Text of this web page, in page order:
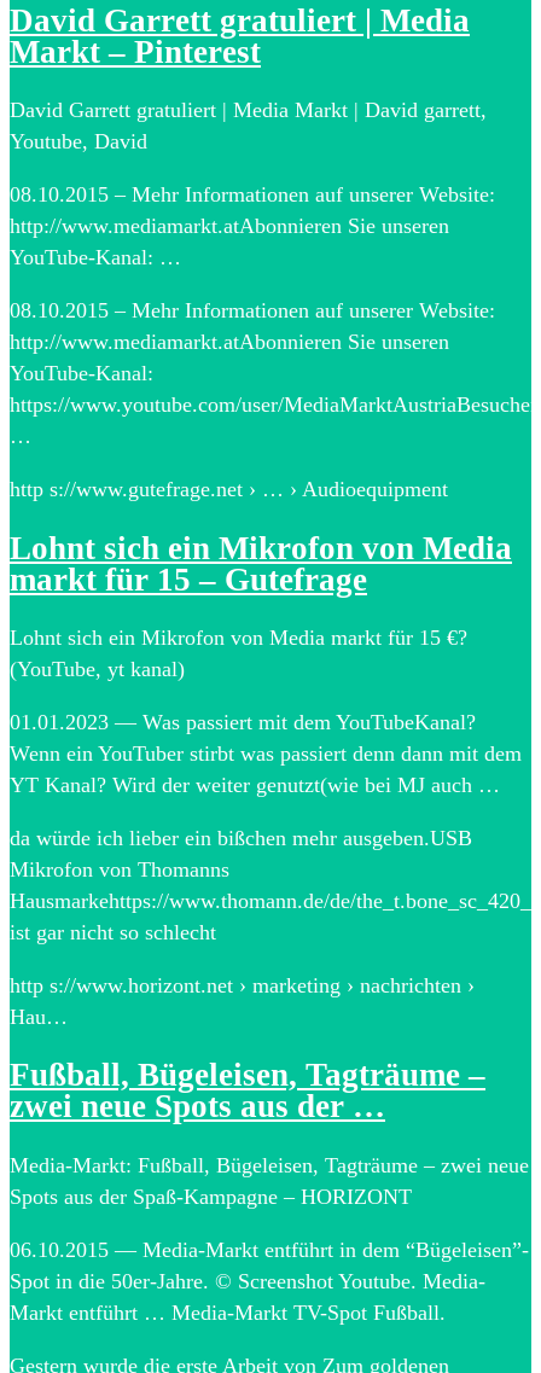
David Garrett gratuliert | Media
Markt – Pinterest
David Garrett gratuliert | Media Markt | David garrett,
Youtube, David
08.10.2015 – Mehr Informationen auf unserer Website:
http://www.mediamarkt.atAbonnieren Sie unseren
YouTube-Kanal: …
08.10.2015 – Mehr Informationen auf unserer Website:
http://www.mediamarkt.atAbonnieren Sie unseren
YouTube-Kanal:
https://www.youtube.com/user/MediaMarktAustriaBesuchen
…
http s://www.gutefrage.net › … › Audioequipment
Lohnt sich ein Mikrofon von Media
markt für 15 – Gutefrage
Lohnt sich ein Mikrofon von Media markt für 15 €?
(YouTube, yt kanal)
01.01.2023 — Was passiert mit dem YouTubeKanal?
Wenn ein YouTuber stirbt was passiert denn dann mit dem
YT Kanal? Wird der weiter genutzt(wie bei MJ auch …
da würde ich lieber ein bißchen mehr ausgeben.USB
Mikrofon von Thomanns
Hausmarkehttps://www.thomann.de/de/
ist gar nicht so schlecht
http s://www.horizont.net › marketing › nachrichten ›
Hau…
Fußball, Bügeleisen, Tagträume –
zwei neue Spots aus der …
Media-Markt: Fußball, Bügeleisen, Tagträume – zwei neue
Spots aus der Spaß-Kampagne – HORIZONT
06.10.2015 — Media-Markt entführt in dem “Bügeleisen”-
Spot in die 50er-Jahre. © Screenshot Youtube. Media-
Markt entführt … Media-Markt TV-Spot Fußball.
Gestern wurde die erste Arbeit von Zum goldenen